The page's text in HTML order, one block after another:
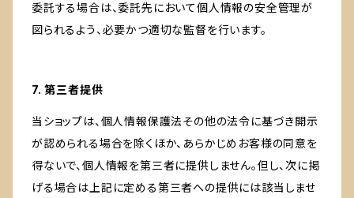
委託する場合は、委託先において個人情報の安全管理が
図られるよう、必要かつ適切な監督を行います。
7. 第三者提供
当ショップは、個人情報保護法その他の法令に基づき開示
が認められる場合を除くほか、あらかじめお客様の同意を
得ないで、個人情報を第三者に提供しません。但し、次に掲
げる場合は上記に定める第三者への提供には該当しませ